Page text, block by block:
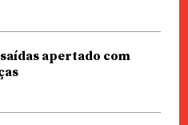
apertado com